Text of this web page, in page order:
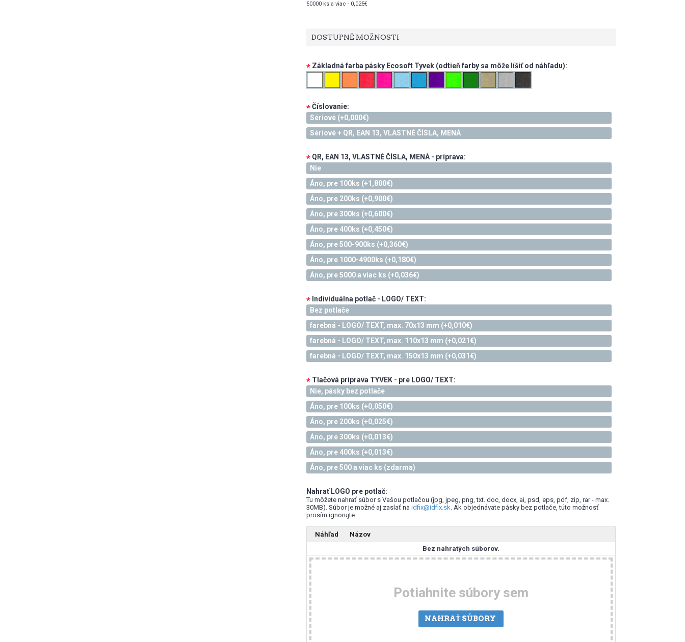
50000 ks a viac - 0,025€
DOSTUPNÉ MOŽNOSTI
* Základná farba pásky Ecosoft Tyvek (odtieň farby sa môže líšiť od náhľadu):
* Číslovanie:
Sériové (+0,000€)
Sériové + QR, EAN 13, VLASTNÉ ČÍSLA, MENÁ
* QR, EAN 13, VLASTNÉ ČÍSLA, MENÁ - príprava:
Nie
Áno, pre 100ks (+1,800€)
Áno, pre 200ks (+0,900€)
Áno, pre 300ks (+0,600€)
Áno, pre 400ks (+0,450€)
Áno, pre 500-900ks (+0,360€)
Áno, pre 1000-4900ks (+0,180€)
Áno, pre 5000 a viac ks (+0,036€)
* Individuálna potlač - LOGO/ TEXT:
Bez potlače
farebná - LOGO/ TEXT, max. 70x13 mm (+0,010€)
farebná - LOGO/ TEXT, max. 110x13 mm (+0,021€)
farebná - LOGO/ TEXT, max. 150x13 mm (+0,031€)
* Tlačová príprava TYVEK - pre LOGO/ TEXT:
Nie, pásky bez potlače
Áno, pre 100ks (+0,050€)
Áno, pre 200ks (+0,025€)
Áno, pre 300ks (+0,013€)
Áno, pre 400ks (+0,013€)
Áno, pre 500 a viac ks (zdarma)
Nahrať LOGO pre potlač:
Tu môžete nahrať súbor s Vašou potlačou (jpg, jpeg, png, txt. doc, docx, ai, psd, eps, pdf, zip, rar - max.
30MB). Súbor je možné aj zaslať na idfix@idfix.sk. Ak objednávate pásky bez potlače, túto možnosť
prosím ignorujte.
Náhľad
Názov
Bez nahratých súborov.
Potiahnite súbory sem
NAHRAŤ SÚBORY